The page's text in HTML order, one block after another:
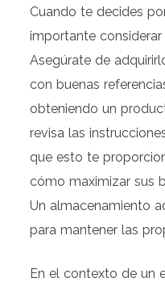
Cuando te decides
importante
Asegúrate de
con buenas
obteniendo un
revisa las
que esto te
cómo maximizar sus
Un almacenamiento
para mantener las
En el contexto de un